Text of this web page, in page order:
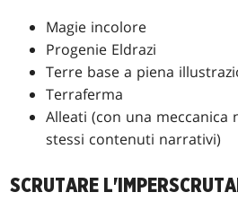
Magie incolore
Progenie Eldrazi
Terre base a piena
Terraferma
Alleati (con una meccanica
stessi contenuti narrativi)
SCRUTARE